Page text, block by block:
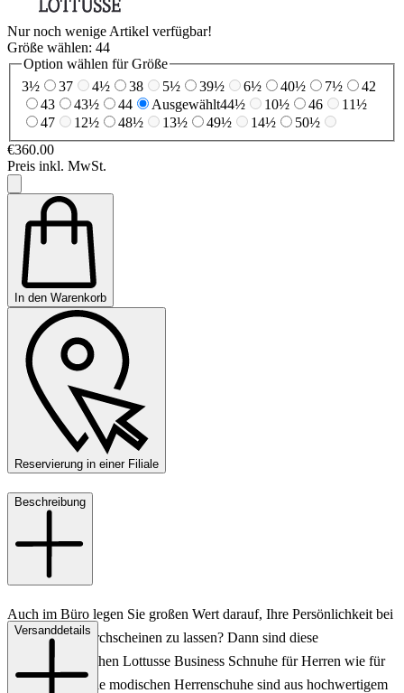
Nur noch wenige Artikel verfügbar!
Größe wählen: 44
Option wählen für Größe
3½
37 4½ 38 5½ 39½ 6½ 40½ 7½
42
43
43½ 44 Ausgewählt44½ 10½ 46
11½
47
12½ 48½ 13½ 49½ 14½
50½
€360.00
Preis inkl. MwSt.
In den Warenkorb
Reservierung in einer Filiale
Beschreibung
Auch im Büro legen Sie großen Wert darauf, Ihre Persönlichkeit bei
Ihren Looks durchscheinen zu lassen? Dann sind diese
außergewöhnlichen Lottusse Business Schnuhe für Herren wie für
Sie gemacht! Die modischen Herrenschuhe sind aus hochwertigem
Versanddetails